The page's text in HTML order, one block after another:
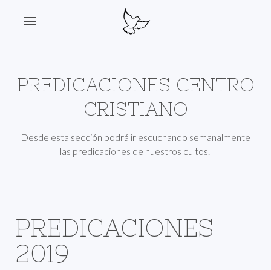
PREDICACIONES CENTRO
CRISTIANO
Desde esta sección podrá ir escuchando semanalmente
las predicaciones de nuestros cultos.
PREDICACIONES
2019